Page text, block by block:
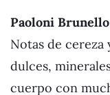
Paoloni Brunello
Notas de cereza
dulces,
cuerpo con